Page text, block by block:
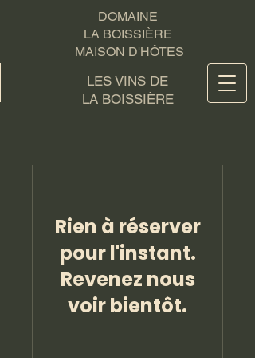
DOMAINE
LA BOISSIÈRE
MAISON D'HÔTES
LES VINS DE
LA BOISSIÈRE
Rien à réserver
pour l'instant.
Revenez nous
voir bientôt.